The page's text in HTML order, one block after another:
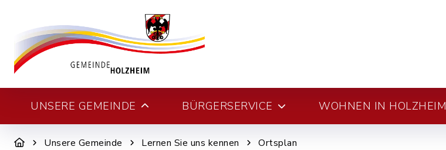
UNSERE GEMEINDE BÜRGERSERVICE WOHNEN IN HOLZHEIM
Unsere Gemeinde Lernen Sie uns kennen Ortsplan